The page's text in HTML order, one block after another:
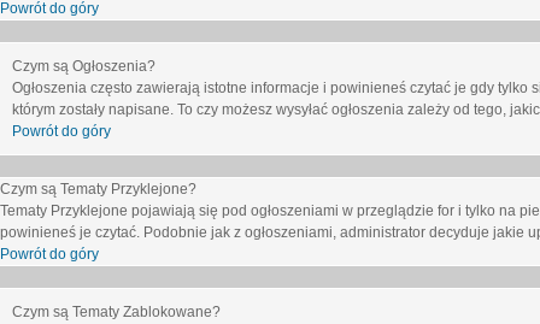
Powrót do góry
Czym są Ogłoszenia?
Ogłoszenia często zawierają istotne informacje i powinieneś czytać je gdy
którym zostały napisane. To czy możesz wysyłać ogłoszenia zależy od tego,
Powrót do góry
Czym są Tematy Przyklejone?
Tematy Przyklejone pojawiają się pod ogłoszeniami w przeglądzie for i tylko na
powinieneś je czytać. Podobnie jak z ogłoszeniami, administrator decyduje
Powrót do góry
Czym są Tematy Zablokowane?